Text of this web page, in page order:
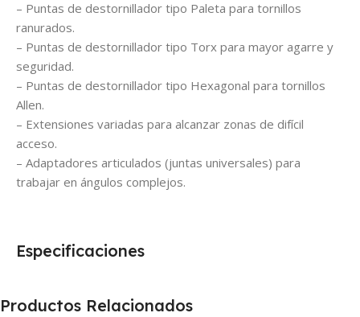
– Puntas de destornillador tipo Paleta para tornillos
ranurados.
– Puntas de destornillador tipo Torx para mayor agarre y
seguridad.
– Puntas de destornillador tipo Hexagonal para tornillos
Allen.
– Extensiones variadas para alcanzar zonas de difícil
acceso.
– Adaptadores articulados (juntas universales) para
trabajar en ángulos complejos.
Especificaciones
Productos Relacionados